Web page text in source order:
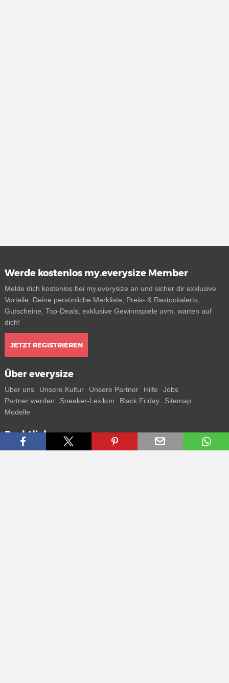
Werde kostenlos my.everysize Member
Melde dich kostenlos bei my.everysize an und sicher dir exklusive
Vorteile. Deine persönliche Merkliste, Preis- & Restockalerts,
Gutscheine, Top-Deals, exklusive Gewinnspiele uvm. warten auf
dich!
JETZT REGISTRIEREN
Über everysize
Über uns Unsere Kultur Unsere Partner Hilfe
Jobs
Partner werden
Sneaker-Lexikon Black Friday
Sitemap
Modelle
Rechtliches
AGB Datenschutz Impressum Kontakt